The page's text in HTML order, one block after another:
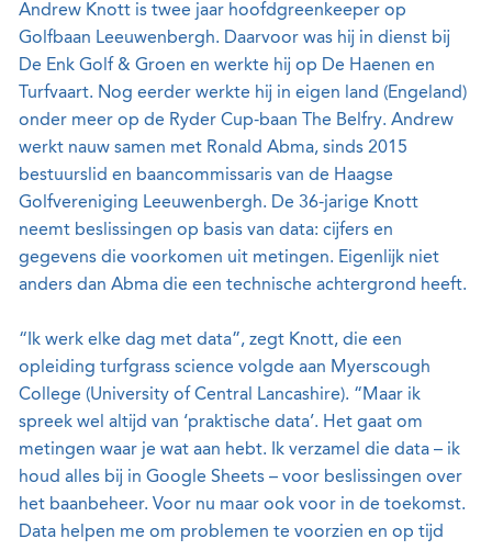
Andrew Knott is twee jaar hoofdgreenkeeper op
Golfbaan Leeuwenbergh. Daarvoor was hij in dienst bij
De Enk Golf & Groen en werkte hij op De Haenen en
Turfvaart. Nog eerder werkte hij in eigen land (Engeland)
onder meer op de Ryder Cup-baan The Belfry. Andrew
werkt nauw samen met Ronald Abma, sinds 2015
bestuurslid en baancommissaris van de Haagse
Golfvereniging Leeuwenbergh. De 36-jarige Knott
neemt beslissingen op basis van data: cijfers en
gegevens die voorkomen uit metingen. Eigenlijk niet
anders dan Abma die een technische achtergrond heeft.
“Ik werk elke dag met data”, zegt Knott, die een
opleiding turfgrass science volgde aan Myerscough
College (University of Central Lancashire). “Maar ik
spreek wel altijd van ‘praktische data’. Het gaat om
metingen waar je wat aan hebt. Ik verzamel die data – ik
houd alles bij in Google Sheets – voor beslissingen over
het baanbeheer. Voor nu maar ook voor in de toekomst.
Data helpen me om problemen te voorzien en op tijd